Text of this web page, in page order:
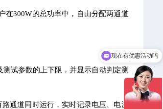
在300W的总功率中，自由分配两通道
试参数的上下限，并显示自动判定测
通道同时运行，实时记录电压、电流
可以介绍下你们的产品么